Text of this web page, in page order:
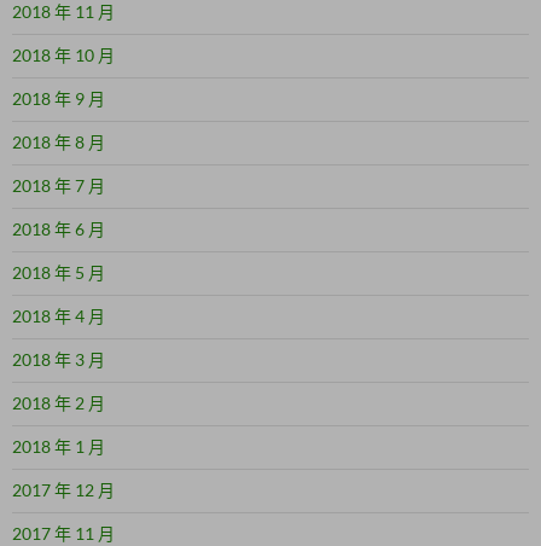
2018 年 11 月
2018 年 10 月
2018 年 9 月
2018 年 8 月
2018 年 7 月
2018 年 6 月
2018 年 5 月
2018 年 4 月
2018 年 3 月
2018 年 2 月
2018 年 1 月
2017 年 12 月
2017 年 11 月